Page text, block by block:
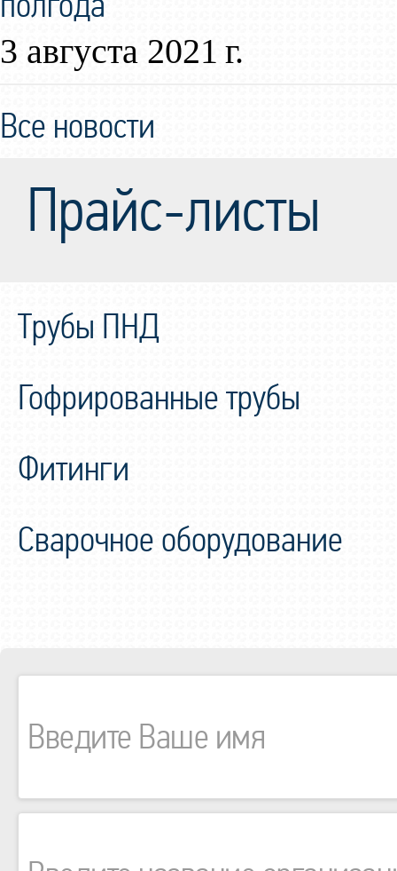
3 августа 2021 г.
Все новости
Прайс-листы
Трубы ПНД
Гофрированные трубы
Фитинги
Сварочное оборудование